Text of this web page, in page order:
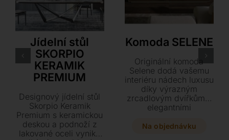
Jídelní stůl
SKORPIO
KERAMIK
PREMIUM
Designový jídelní stůl
Skorpio Keramik
Premium s keramickou
deskou a podnoží z
lakované oceli vyniká
Komoda SELENE
Originální komoda
Selene dodá vašemu
interiéru nádech luxusu
díky výrazným
zrcadlovým dvířkům s
elegantními
oblouky. Tato stylová
Na objednávku